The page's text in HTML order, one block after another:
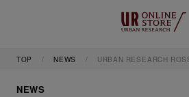
TOP NEWS URBAN RESEARCH
NEWS